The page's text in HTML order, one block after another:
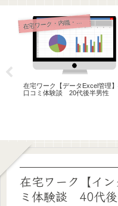
在 宅ワーク・内職・リモート
在宅ワーク【データExcel管理
口コミ体験談 20代後半男性
在宅ワーク【イ
ミ体験談 40代